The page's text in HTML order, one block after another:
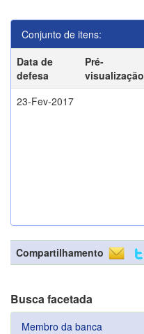
Conjunto de itens:
Data de
defesa
Pré-
visualização
23-Fev-2017
Compartilhamento
Busca facetada
Membro da banca